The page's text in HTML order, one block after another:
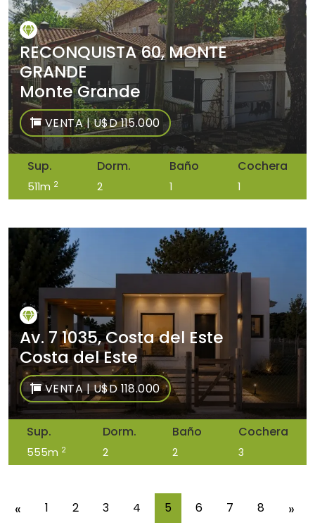
RECONQUISTA 60, MONTE
GRANDE
Monte Grande
VENTA | U$D 115.000
Sup.
511m 2
Dorm.
2
Baño
1
Cochera
1
Av. 7 1035, Costa del Este
Costa del Este
VENTA | U$D 118.000
Sup.
555m 2
Dorm.
2
Baño
2
Cochera
3
« 1 2 3 4 5 6 7 8 »